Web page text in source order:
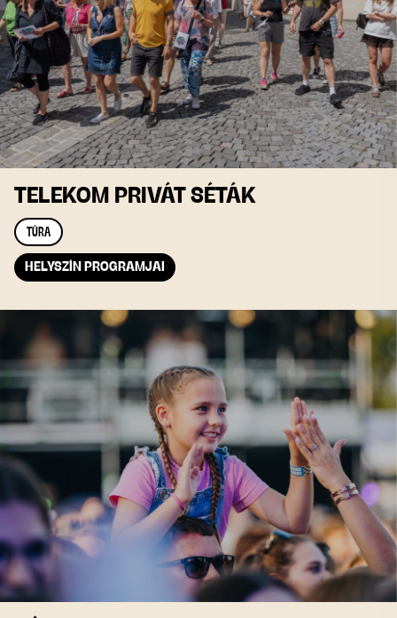
TELEKOM PRIVÁT SÉTÁK
TÚRA
HELYSZÍN PROGRAMJAI